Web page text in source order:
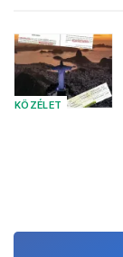
KÖZÉLET